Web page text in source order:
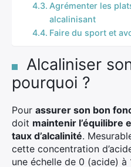
Agrémenter les
alcalinisant
Faire du sport et
Alcaliniser
pourquoi ?
Pour assurer son bon
doit maintenir l’équilibre
taux d’alcalinité.
cette concentration
une échelle de 0 (acide) à